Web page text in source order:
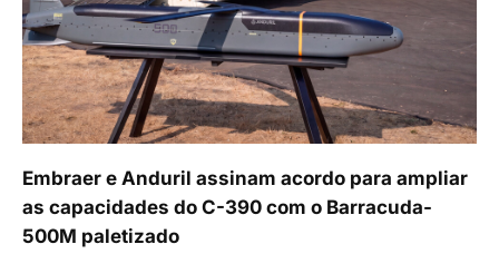
Embraer e Anduril assinam acordo para ampliar
as capacidades do C-390 com o Barracuda-
500M paletizado